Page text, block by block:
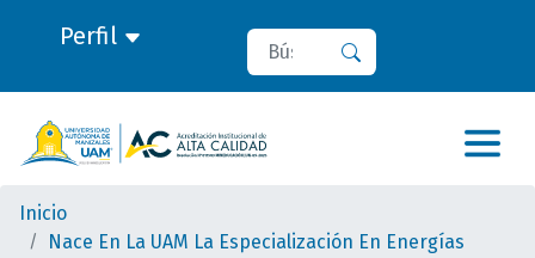
Perfil Buscar
Inicio
Nace En La UAM La Especialización En Energías